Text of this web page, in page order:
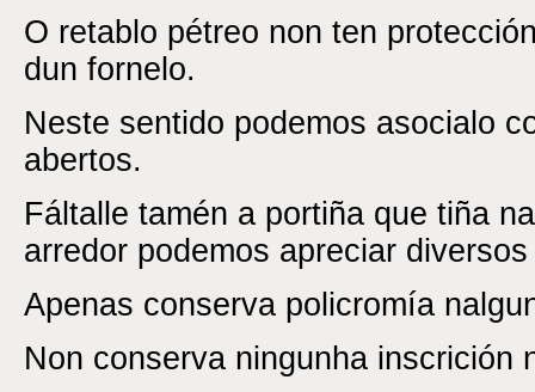
O retablo pétreo non ten
dun fornelo.
Neste sentido podemos asocialo
abertos.
Fáltalle tamén a portiña que tiña
arredor podemos apreciar
Apenas conserva policromía
Non conserva ningunha inscrición